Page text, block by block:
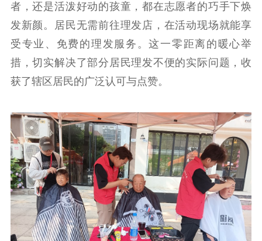
者，还是活泼好动的孩童，都在志愿者的巧手下焕
发新颜。居民无需前往理发店，在活动现场就能享
受专业、免费的理发服务。这一零距离的暖心举
措，切实解决了部分居民理发不便的实际问题，收
获了辖区居民的广泛认可与点赞。